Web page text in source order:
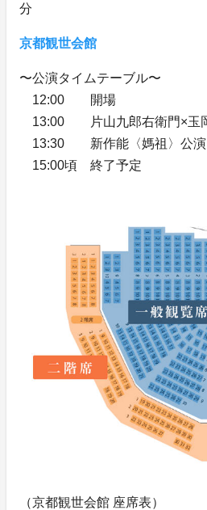
分
京都観世会館
〜公演タイムテーブル〜
12:00 開場
13:00 片山九郎右衛門×玉
13:30 新作能〈媽祖〉公演
15:00頃 終了予定
（京都観世会館 座席表）